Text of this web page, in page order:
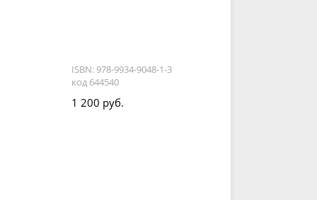
ISBN: 978-9934-9048-1-3
код 644540
1 200 руб.